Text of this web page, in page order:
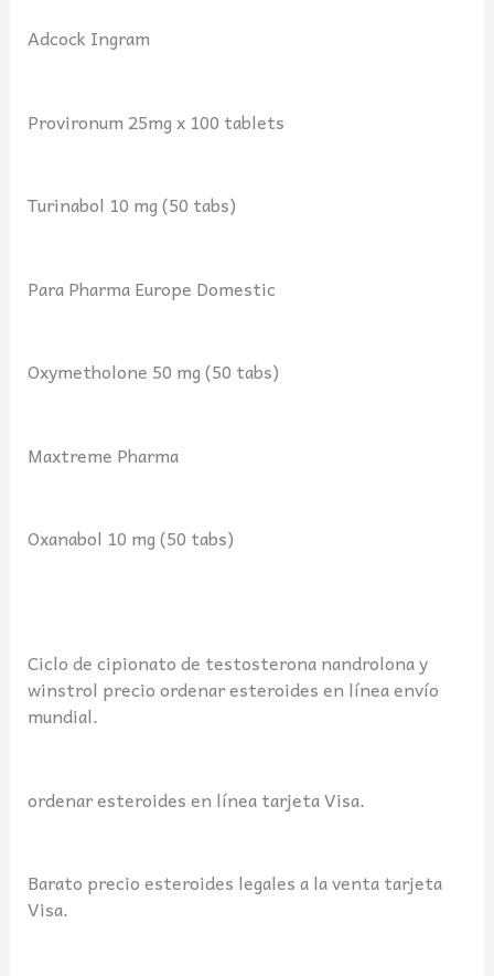
Adcock Ingram
Provironum 25mg x 100 tablets
Turinabol 10 mg (50 tabs)
Para Pharma Europe Domestic
Oxymetholone 50 mg (50 tabs)
Maxtreme Pharma
Oxanabol 10 mg (50 tabs)
Ciclo de cipionato de testosterona nandrolona y
winstrol precio ordenar esteroides en línea envío
mundial.
ordenar esteroides en línea tarjeta Visa.
Barato precio esteroides legales a la venta tarjeta
Visa.